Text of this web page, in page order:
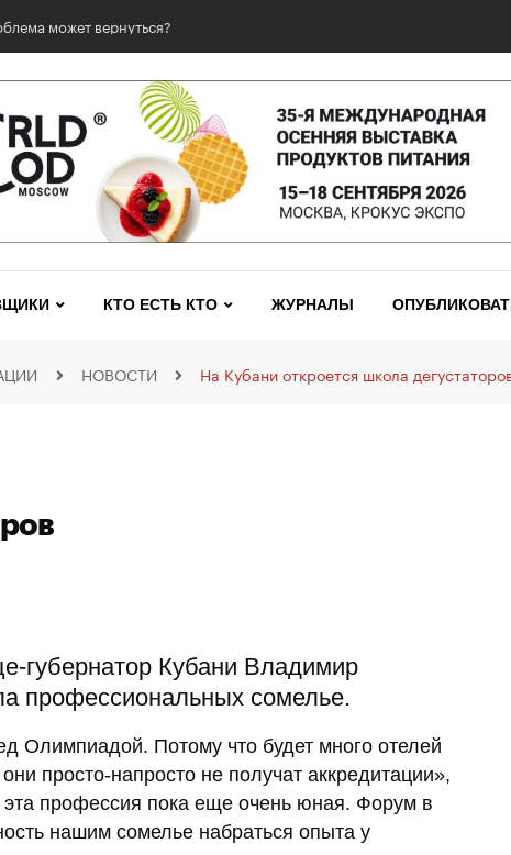
может вернуться?
КТО ЕСТЬ КТО ЖУРНАЛЫ
НОВОСТИ На Кубани откроется школа
губернатор Кубани Владимир
профессиональных сомелье.
Олимпиадой. Потому что будет много отелей
просто-напросто не получат аккредитации»,
профессия пока еще очень юная. Форум в
нашим сомелье набраться опыта у